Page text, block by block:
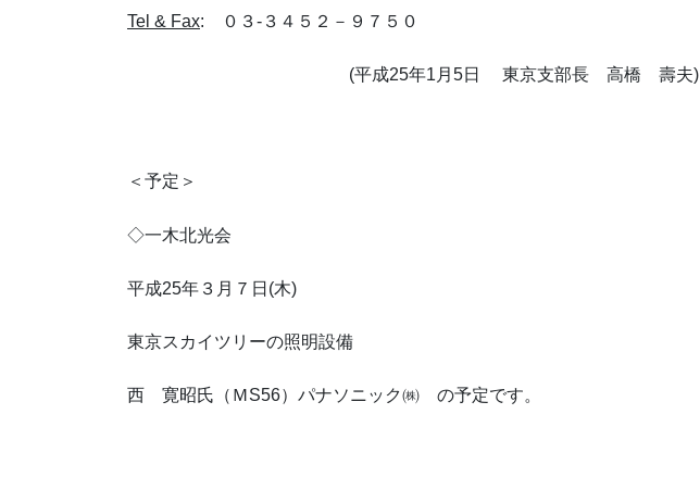
Tel & Fax: ０３-３４５２－９７５０
(平成25年1月5日 東京支部長 高橋 壽夫)
＜予定＞
◇一木北光会
平成25年３月７日(木)
東京スカイツリーの照明設備
西 寛昭氏（ＭS56）パナソニック㈱ の予定です。